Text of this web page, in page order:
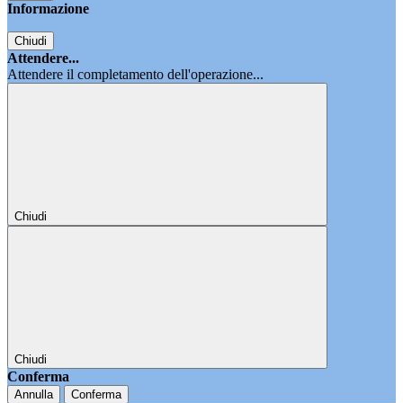
Informazione
Chiudi
Attendere...
Attendere il completamento dell'operazione...
Chiudi
Chiudi
Conferma
Annulla Conferma